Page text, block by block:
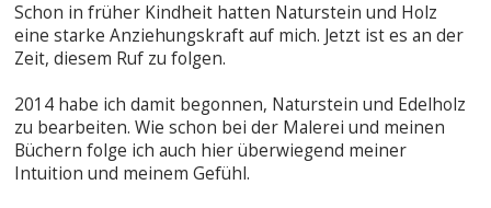
Schon in früher Kindheit hatten Naturstein und Holz
eine starke Anziehungskraft auf mich. Jetzt ist es an der
Zeit, diesem Ruf zu folgen.
2014 habe ich damit begonnen, Naturstein und Edelholz
zu bearbeiten. Wie schon bei der Malerei und meinen
Büchern folge ich auch hier überwiegend meiner
Intuition und meinem Gefühl.